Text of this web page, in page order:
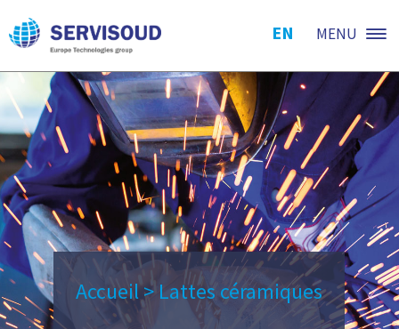
EN MENU
Accueil> Lattes céramiques